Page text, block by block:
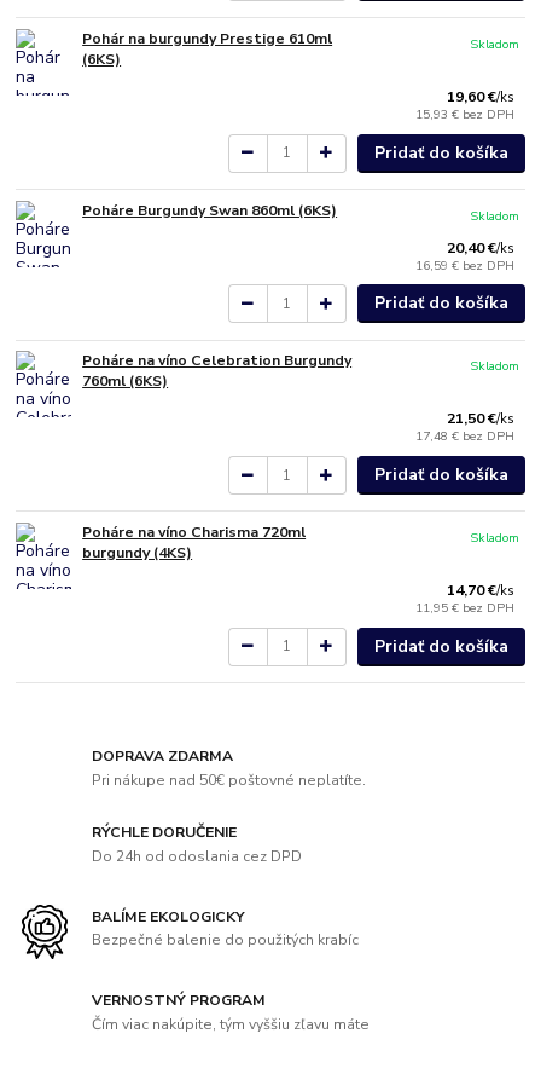
Pohár na burgundy Prestige 610ml
(6KS)
19,60 €/ks
15,93 € bez DPH
Skladom
Pridať do košíka
Poháre Burgundy Swan 860ml (6KS)
20,40 €/ks
16,59 € bez DPH
Skladom
Pridať do košíka
Poháre na víno Celebration Burgundy
760ml (6KS)
21,50 €/ks
17,48 € bez DPH
Skladom
Pridať do košíka
Poháre na víno Charisma 720ml
burgundy (4KS)
14,70 €/ks
11,95 € bez DPH
Skladom
Pridať do košíka
DOPRAVA ZDARMA
Pri nákupe nad 50€ poštovné neplatíte.
RÝCHLE DORUČENIE
Do 24h od odoslania cez DPD
BALÍME EKOLOGICKY
Bezpečné balenie do použitých krabíc
VERNOSTNÝ PROGRAM
Čím viac nakúpite, tým vyššiu zľavu máte